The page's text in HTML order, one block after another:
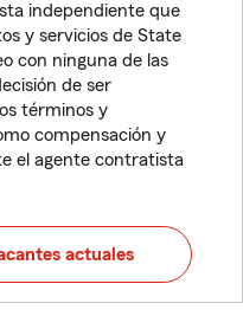
independiente que
y servicios de State
con ninguna de las
de ser
términos y
compensación y
el agente contratista
actuales